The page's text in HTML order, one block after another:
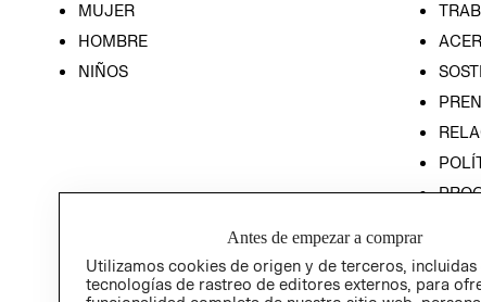
MUJER
HOMBRE
NIÑOS
Antes de empezar a comprar
Utilizamos cookies de origen y de terceros, incluidas
tecnologías de rastreo de editores externos, para